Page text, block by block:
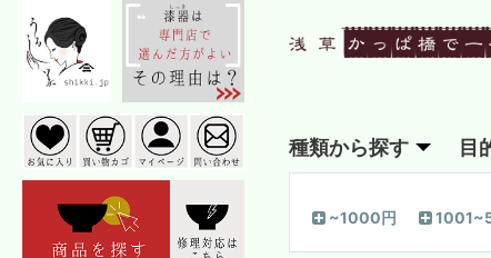
種類から探す 目
~1000円